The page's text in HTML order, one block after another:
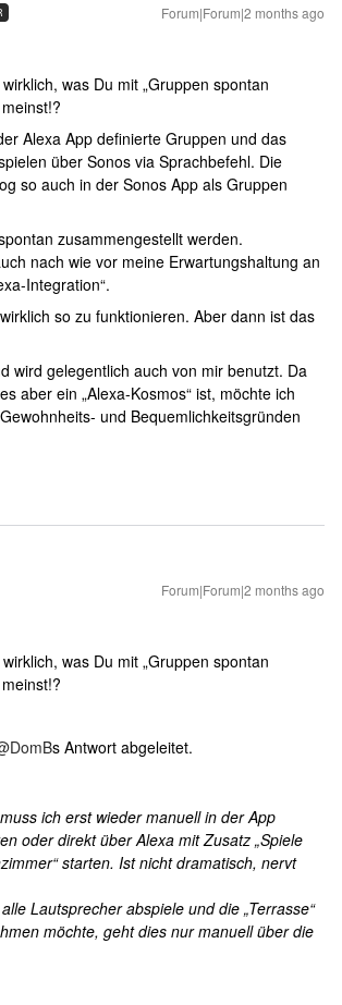
Forum|Forum|2 months ago
was Du mit „Gruppen spontan
Alexa App definierte Gruppen und das
über Sonos via Sprachbefehl. Die
so auch in der Sonos App als Gruppen
zusammengestellt werden.
nach wie vor meine Erwartungshaltung an
Integration“.
so zu funktionieren. Aber dann ist das
wird gelegentlich auch von mir benutzt. Da
aber ein „Alexa-Kosmos“ ist, möchte ich
und Bequemlichkeitsgründen
Forum|Forum|2 months ago
was Du mit „Gruppen spontan
s Antwort abgeleitet.
ich erst wieder manuell in der App
oder direkt über Alexa mit Zusatz „Spiele
starten. Ist nicht dramatisch, nervt
Lautsprecher abspiele und die „Terrasse“
möchte, geht dies nur manuell über die